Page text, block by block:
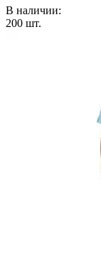
В наличии:
200 шт.